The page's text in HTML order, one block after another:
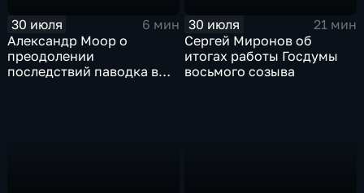
30 июля
6 мин
Александр Моор о
преодолении
последствий паводка в
30 июля
21 мин
Сергей Миронов об
итогах работы Госдумы
восьмого созыва